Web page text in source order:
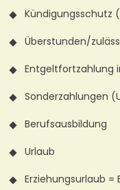
Kündigungsschutz
Überstunden/
Entgeltfortzahlung
Sonderzahlungen
Berufsausbildung
Urlaub
Erziehungsurlaub =